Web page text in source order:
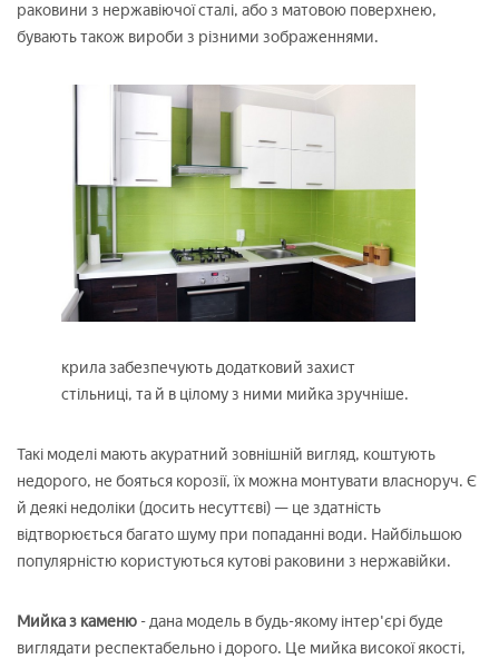
раковини з нержавіючої сталі, або з матовою поверхнею,
бувають також вироби з різними зображеннями.
крила забезпечують додатковий захист
стільниці, та й в цілому з ними мийка зручніше.
Такі моделі мають акуратний зовнішній вигляд, коштують
недорого, не бояться корозії, їх можна монтувати власноруч. Є
й деякі недоліки (досить несуттєві) — це здатність
відтворюється багато шуму при попаданні води. Найбільшою
популярністю користуються кутові раковини з нержавійки.
Мийка з каменю - дана модель в будь-якому інтер'єрі буде
виглядати респектабельно і дорого. Це мийка високої якості,